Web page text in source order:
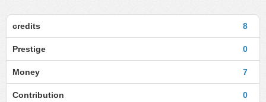
8
credits
0
Prestige
7
Money
0
Contribution